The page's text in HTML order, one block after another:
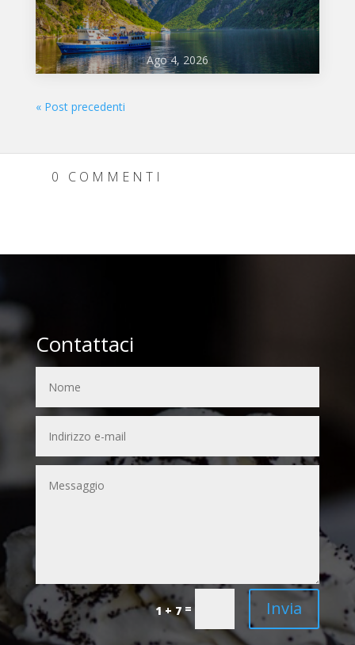
Ago 4, 2026
« Post precedenti
0 COMMENTI
Contattaci
1 + 7 = Invia